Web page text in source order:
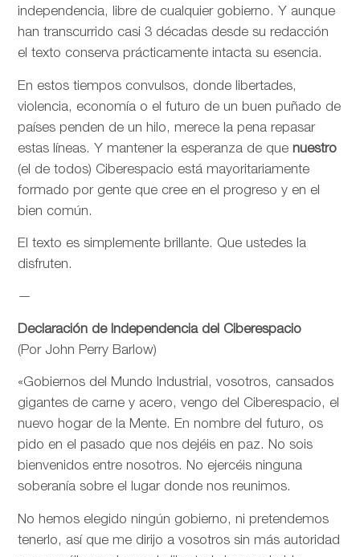
independencia, libre de cualquier gobierno. Y aunque
han transcurrido casi 3 décadas desde su redacción
el texto conserva prácticamente intacta su esencia.
En estos tiempos convulsos, donde libertades,
violencia, economía o el futuro de un buen puñado de
países penden de un hilo, merece la pena repasar
estas líneas. Y mantener la esperanza de que nuestro
(el de todos) Ciberespacio está mayoritariamente
formado por gente que cree en el progreso y en el
bien común.
El texto es simplemente brillante. Que ustedes la
disfruten.
—
Declaración de Independencia del Ciberespacio
(Por John Perry Barlow)
«Gobiernos del Mundo Industrial, vosotros, cansados
gigantes de carne y acero, vengo del Ciberespacio, el
nuevo hogar de la Mente. En nombre del futuro, os
pido en el pasado que nos dejéis en paz. No sois
bienvenidos entre nosotros. No ejercéis ninguna
soberanía sobre el lugar donde nos reunimos.
No hemos elegido ningún gobierno, ni pretendemos
tenerlo, así que me dirijo a vosotros sin más autoridad